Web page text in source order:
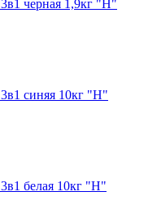
черная 1,9кг "Н"
синяя 10кг "Н"
белая 10кг "Н"